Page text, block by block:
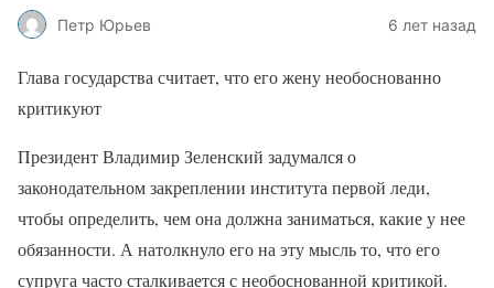
Петр Юрьев 6 лет назад
Глава государства считает, что его жену необоснованно
критикуют
Президент Владимир Зеленский задумался о
законодательном закреплении института первой леди,
чтобы определить, чем она должна заниматься, какие у нее
обязанности. А натолкнуло его на эту мысль то, что его
супруга часто сталкивается с необоснованной критикой.